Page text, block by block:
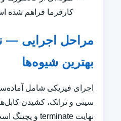
کارفرما فراهم شده
مراحل اجرایی —
بهترین شیوه‌ها
اجرای فیزیکی شامل
نهایت terminate و پچینگ است. نکات کلیدی اجرایی: